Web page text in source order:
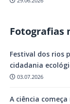
Fotografias
Festival dos rios
cidadania
03.07.2026
A ciência